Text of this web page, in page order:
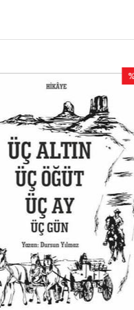
%50
İndirim
%50İndirim